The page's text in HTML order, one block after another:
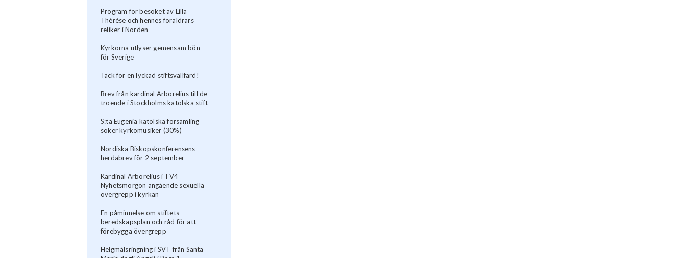
Program för besöket av Lilla
Thérèse och hennes föräldrars
reliker i Norden
Kyrkorna utlyser gemensam bön
för Sverige
Tack för en lyckad stiftsvallfärd!
Brev från kardinal Arborelius till de
troende i Stockholms katolska stift
S:ta Eugenia katolska församling
söker kyrkomusiker (30%)
Nordiska Biskopskonferensens
herdabrev för 2 september
Kardinal Arborelius i TV4
Nyhetsmorgon angående sexuella
övergrepp i kyrkan
En påminnelse om stiftets
beredskapsplan och råd för att
förebygga övergrepp
Helgmålsringning i SVT från Santa